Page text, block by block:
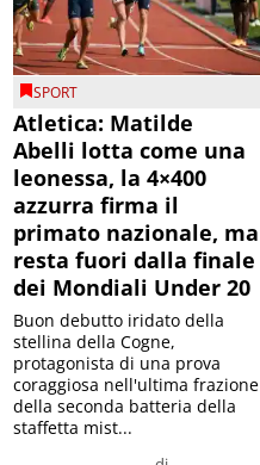
SPORT
Atletica: Matilde
Abelli lotta come una
leonessa, la 4×400
azzurra firma il
primato nazionale, ma
resta fuori dalla finale
dei Mondiali Under 20
Buon debutto iridato della
stellina della Cogne,
protagonista di una prova
coraggiosa nell'ultima frazione
della seconda batteria della
staffetta mist...